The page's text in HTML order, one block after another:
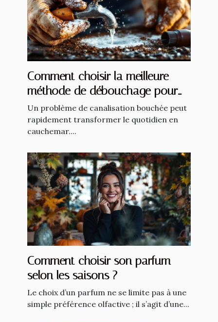
Comment choisir la meilleure
méthode de débouchage pour
vos canalisations ?
Un problème de canalisation bouchée peut
rapidement transformer le quotidien en
cauchemar....
Comment choisir son parfum
selon les saisons ?
Le choix d’un parfum ne se limite pas à une
simple préférence olfactive ; il s’agit d’une...